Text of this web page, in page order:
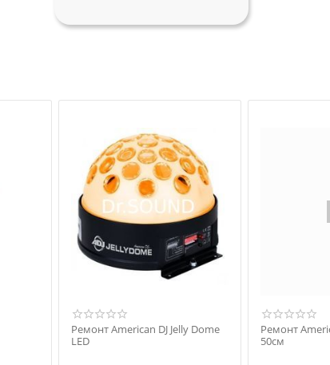
Ремонт American DJ Jelly Dome
LED
Ремонт
50см